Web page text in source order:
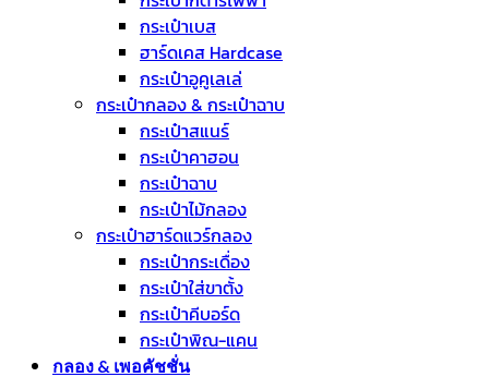
กระเป๋าเบส
ฮาร์ดเคส Hardcase
กระเป๋าอูคูเลเล่
กระเป๋ากลอง & กระเป๋าฉาบ
กระเป๋าสแนร์
กระเป๋าคาฮอน
กระเป๋าฉาบ
กระเป๋าไม้กลอง
กระเป๋าฮาร์ดแวร์กลอง
กระเป๋ากระเดื่อง
กระเป๋าใส่ขาตั้ง
กระเป๋าคีบอร์ด
กระเป๋าพิณ-แคน
กลอง & เพอคัชชั่น